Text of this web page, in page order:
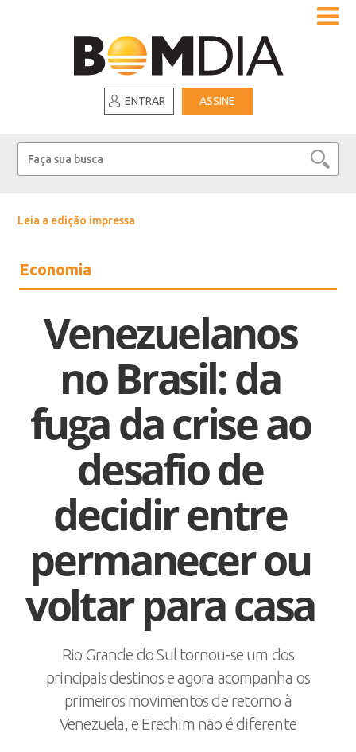
ENTRAR ASSINE
Leia a edição impressa
Economia
Venezuelanos
no Brasil: da
fuga da crise ao
desafio de
decidir entre
permanecer ou
voltar para casa
Rio Grande do Sul tornou-se um dos
principais destinos e agora acompanha os
primeiros movimentos de retorno à
Venezuela, e Erechim não é diferente